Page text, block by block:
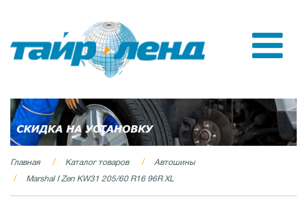
Главная Каталог товаров
Автошины
Marshal I Zen KW31 205/60 R16 96R XL